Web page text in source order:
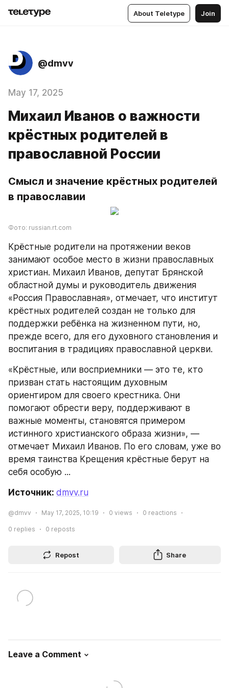
About Teletype Join
@dmvv
May 17, 2025
Михаил Иванов о важности
крёстных родителей в
православной России
Смысл и значение крёстных родителей
в православии
Фото: russian.rt.com
Крёстные родители на протяжении веков
занимают особое место в жизни православных
христиан. Михаил Иванов, депутат Брянской
областной думы и руководитель движения
«Россия Православная», отмечает, что институт
крёстных родителей создан не только для
поддержки ребёнка на жизненном пути, но,
прежде всего, для его духовного становления и
воспитания в традициях православной церкви.
«Крёстные, или восприемники — это те, кто
призван стать настоящим духовным
ориентиром для своего крестника. Они
помогают обрести веру, поддерживают в
важные моменты, становятся примером
истинного христианского образа жизни», —
отмечает Михаил Иванов. По его словам, уже во
время таинства Крещения крёстные берут на
себя особую ...
Источник: dmvv.ru
@dmvv May 17, 2025, 10:19 0 views 0 reactions
0 replies 0 reposts
Repost Share
Leave a Comment